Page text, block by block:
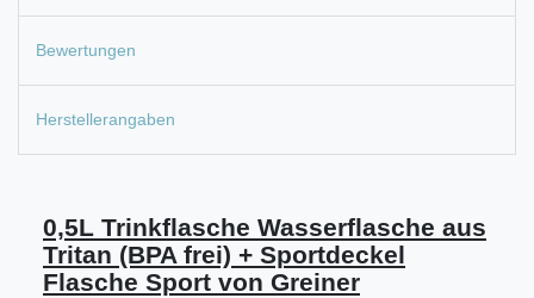
Bewertungen
Herstellerangaben
0,5L Trinkflasche Wasserflasche aus
Tritan (BPA frei) + Sportdeckel
Flasche Sport von Greiner